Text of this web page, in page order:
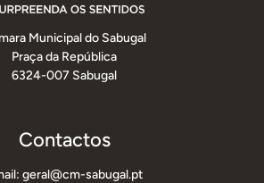
Municipal do Sabugal
Praça da República
6324-007 Sabugal
Contactos
geral@cm-sabugal.pt